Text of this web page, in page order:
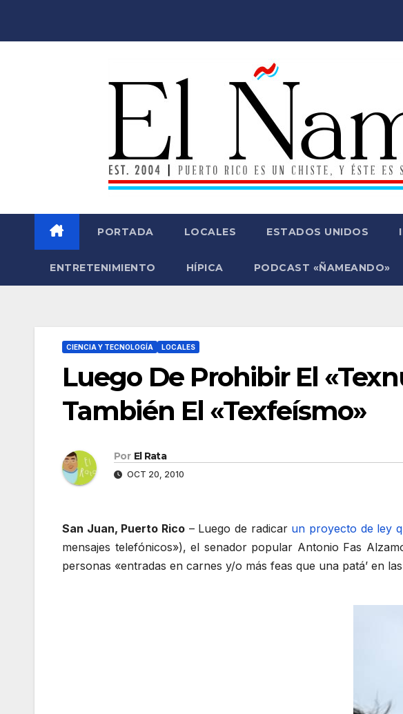
PORTADA LOCALES ESTADOS UNIDOS
ENTRETENIMIENTO HÍPICA PODCAST «ÑAMEANDO»
CIENCIA Y TECNOLOGÍA LOCALES
Luego De Prohibir El
También El «Texfeísmo»
Por El Rata
OCT 20, 2010
San Juan, Puerto Rico– Luego de radicar un proyecto de ley
mensajes telefónicos»), el senador popular Antonio Fas
personas «entradas en carnes y/o más feas que una patá’ en